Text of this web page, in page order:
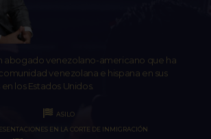
abogado venezolano-americano que ha
venezolana e hispana en sus
los Estados Unidos.
ASILO
EN LA CORTE DE INMIGRACIÓN